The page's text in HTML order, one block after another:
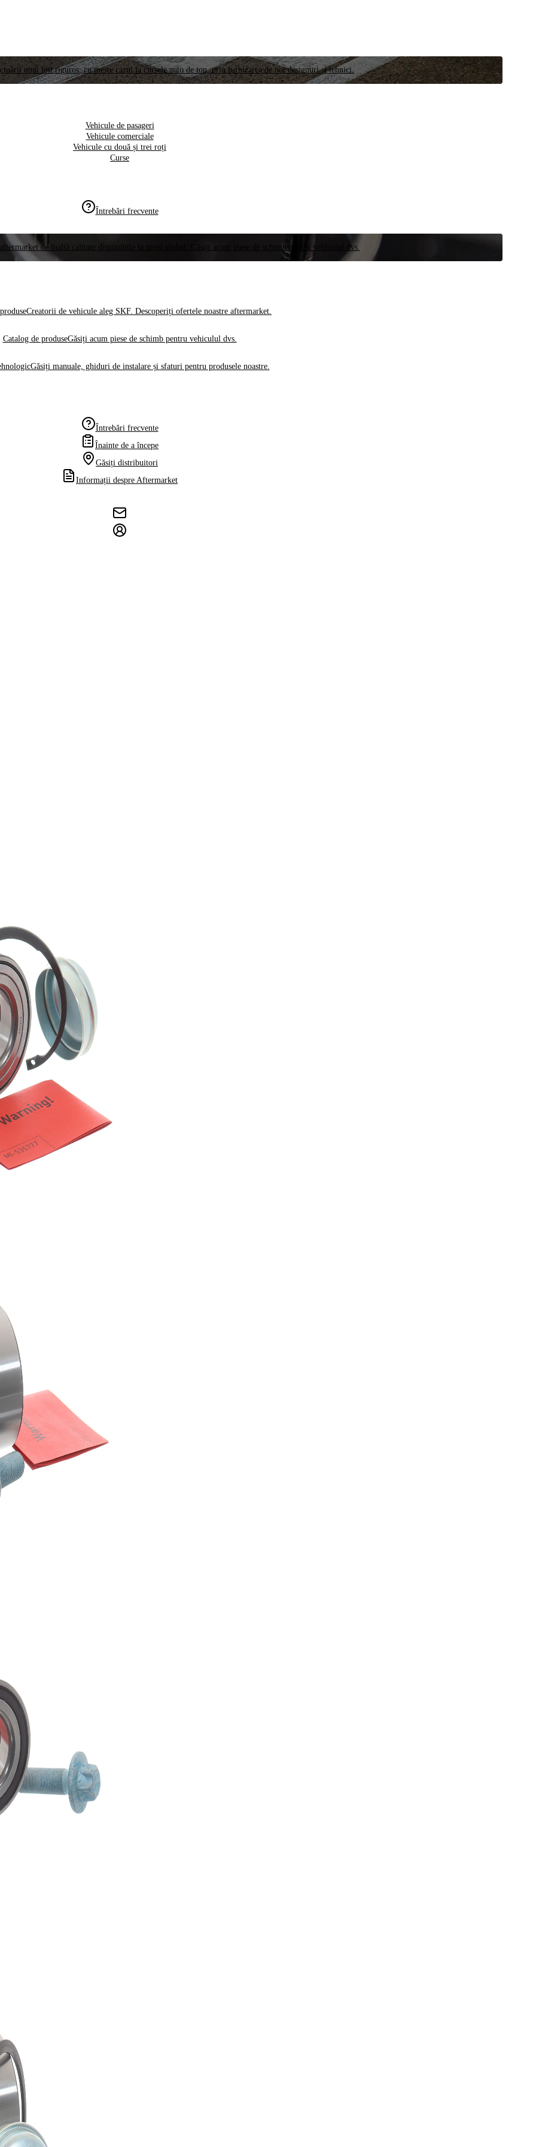
unui test riguros, cu meste cazul la cursele auto de top, prin furnizarea de noi designuri și tehnici.
Vehicule de pasageri
Vehicule comerciale
Vehicule cu două și trei roți
Curse
Întrebări frecvente
de înaltă calitate disponibile la nivel global. Găsiți acum piese de schimb pentru vehiculul dvs.
Creatorii de vehicule aleg SKF. Descoperiți ofertele noastre aftermarket.
Catalog de produseGăsiți acum piese de schimb pentru vehiculul dvs.
Găsiți manuale, ghiduri de instalare și sfaturi pentru produsele noastre.
Întrebări frecvente
Înainte de a începe
Găsiți distribuitori
Informații despre Aftermarket